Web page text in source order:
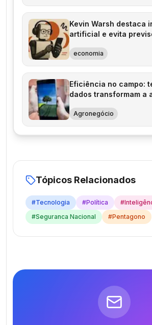
Kevin Warsh destaca
artificial e evita
economia
Eficiência no campo:
dados transformam a
Agronegócio
Tópicos Relacionados
#Tecnologia #Política #
#Seguranca Nacional #Pentagono